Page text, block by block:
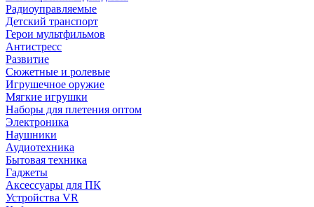
Радиоуправляемые
Детский транспорт
Герои мультфильмов
Антистресс
Развитие
Сюжетные и ролевые
Игрушечное оружие
Мягкие игрушки
Наборы для плетения оптом
Электроника
Наушники
Аудиотехника
Бытовая техника
Гаджеты
Аксессуары для ПК
Устройства VR